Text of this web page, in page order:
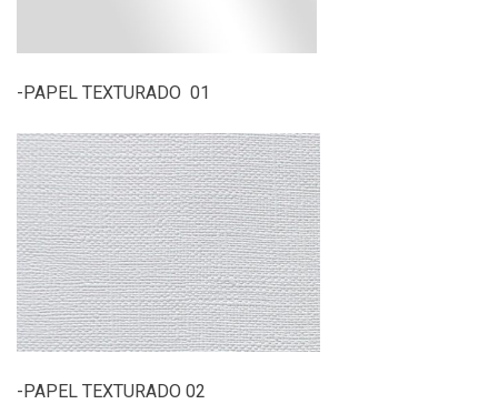
-PAPEL TEXTURADO 01
-PAPEL TEXTURADO 02